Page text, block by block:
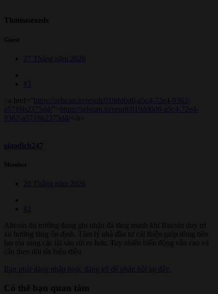
Thomasexeds
Guest
27 Tháng năm 2026
#3
<a href="
https://urlscan.io/result/019dd0d6-a5c4-72e4-9362-
a5716b2375dd/ ">
https://urlscan.io/result/019dd0d6-a5c4-72e4-
9362-a5716b2375dd/
</a>
giaodich247
Member
20 Tháng năm 2026
#2
Altcoin thị trường đang ghi nhận đà tăng mạnh khi Bitcoin duy trì
xu hướng tăng ổn định. Tâm lý nhà đầu tư cải thiện giúp dòng tiền
lan tỏa sang các tài sản rủi ro hơn. Tuy nhiên biến động vẫn cao và
cần theo dõi tín hiệu điều
Bạn phải đăng nhập hoặc đăng ký để phản hồi tại đây.
Có thể bạn quan tâm